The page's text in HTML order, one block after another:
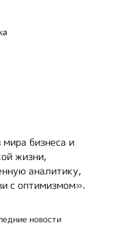
бизнеса и
жизни,
аналитику,
с оптимизмом».
новости